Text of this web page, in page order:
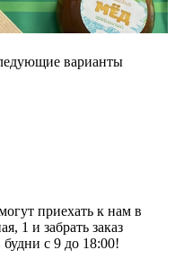
варианты
приехать к нам в
1 и забрать заказ
с 9 до 18:00!